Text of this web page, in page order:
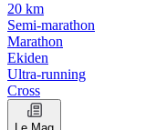
20 km
Semi-marathon
Marathon
Ekiden
Ultra-running
Cross